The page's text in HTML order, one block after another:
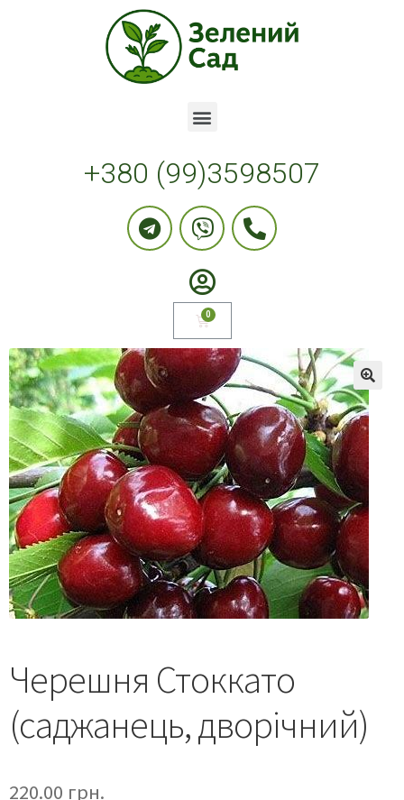
+380 (99)3598507
🔍
Черешня Стоккато
(саджанець, дворічний)
220.00 грн.